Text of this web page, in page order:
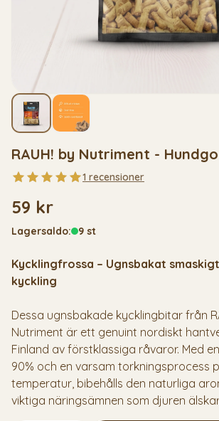
RAUH! by Nutriment -
1 recensioner
59 kr
Lagersaldo: 9 st
Kycklingfrossa – Ugnsbakat
kyckling
Dessa ugnsbakade kycklingbitar från
Nutriment är ett genuint nordiskt
Finland av förstklassiga råvaror. Med
90% och en varsam torkningsprocess
temperatur, bibehålls den naturliga
viktiga näringsämnen som djuren